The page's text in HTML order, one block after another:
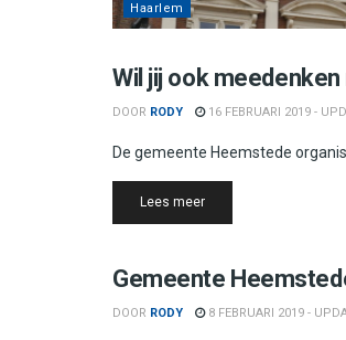
Haarlem
Wil jij ook
DOOR RODY 16 FEBRUARI 2019 -
De gemeente Heemstede
Lees meerDetails
Gemeente
DOOR RODY 8 FEBRUARI 2019 -